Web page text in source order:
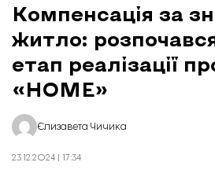
Новини
Відбудова Запоріжжя
Ексклюзив
Бізнес
Шлях додому
Колонки
Про нас
Редакційна політика
Компенсація за
житло:
етап реалізації
«HOME»
Єлизавета Чичика
23.12.2024 | 17:34